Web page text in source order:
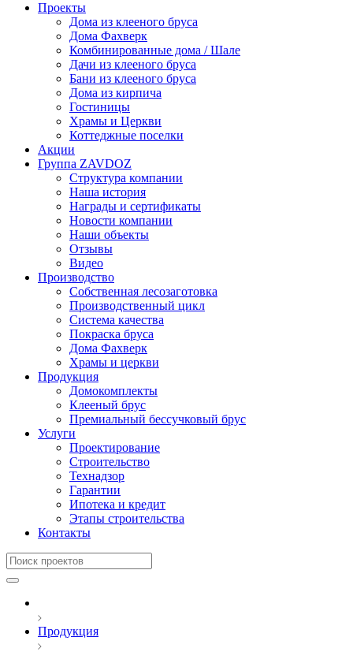
Проекты
Дома из клееного бруса
Дома Фахверк
Комбинированные дома / Шале
Дачи из клееного бруса
Бани из клееного бруса
Дома из кирпича
Гостиницы
Храмы и Церкви
Коттеджные поселки
Акции
Группа ZAVDOZ
Структура компании
Наша история
Награды и сертификаты
Новости компании
Наши объекты
Отзывы
Видео
Производство
Собственная лесозаготовка
Производственный цикл
Система качества
Покраска бруса
Дома Фахверк
Храмы и церкви
Продукция
Домокомплекты
Клееный брус
Премиальный бессучковый брус
Услуги
Проектирование
Строительство
Технадзор
Гарантии
Ипотека и кредит
Этапы строительства
Контакты
Продукция